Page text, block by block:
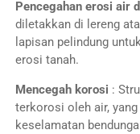
Pencegahan erosi air
diletakkan di lereng
lapisan pelindung
erosi tanah.
Mencegah korosi :
terkorosi oleh air,
keselamatan